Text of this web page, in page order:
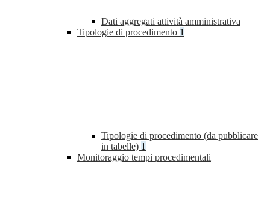
Dati aggregati attività amministrativa
Tipologie di procedimento 1
Tipologie di procedimento (da pubblicare
in tabelle) 1
Monitoraggio tempi procedimentali